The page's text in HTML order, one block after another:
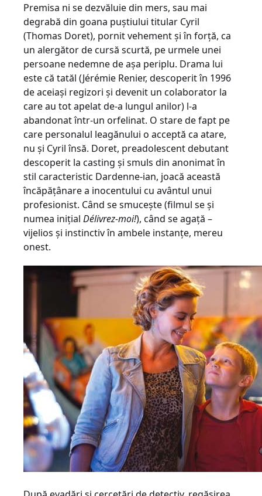
Premisa ni se dezvăluie din mers, sau mai
degrabă din goana puştiului titular Cyril
(Thomas Doret), pornit vehement şi în forţă, ca
un alergător de cursă scurtă, pe urmele unei
persoane nedemne de aşa periplu. Drama lui
este că tatăl (Jérémie Renier, descoperit în 1996
de aceiaşi regizori şi devenit un colaborator la
care au tot apelat de-a lungul anilor) l-a
abandonat într-un orfelinat. O stare de fapt pe
care personalul leagănului o acceptă ca atare,
nu şi Cyril însă. Doret, preadolescent debutant
descoperit la casting şi smuls din anonimat în
stil caracteristic Dardenne-ian, joacă această
încăpăţânare a inocentului cu avântul unui
profesionist. Când se smuceşte (filmul se şi
numea iniţial Délivrez-moi!), când se agaţă –
vijelios şi instinctiv în ambele instanţe, mereu
onest.